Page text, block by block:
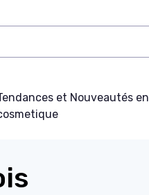
et Nouveautés en